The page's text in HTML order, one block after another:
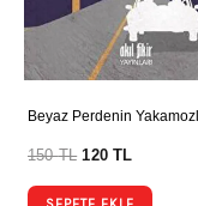
Beyaz Perdenin
150TL 120TL